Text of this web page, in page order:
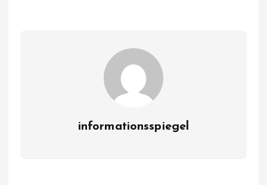
informationsspiegel